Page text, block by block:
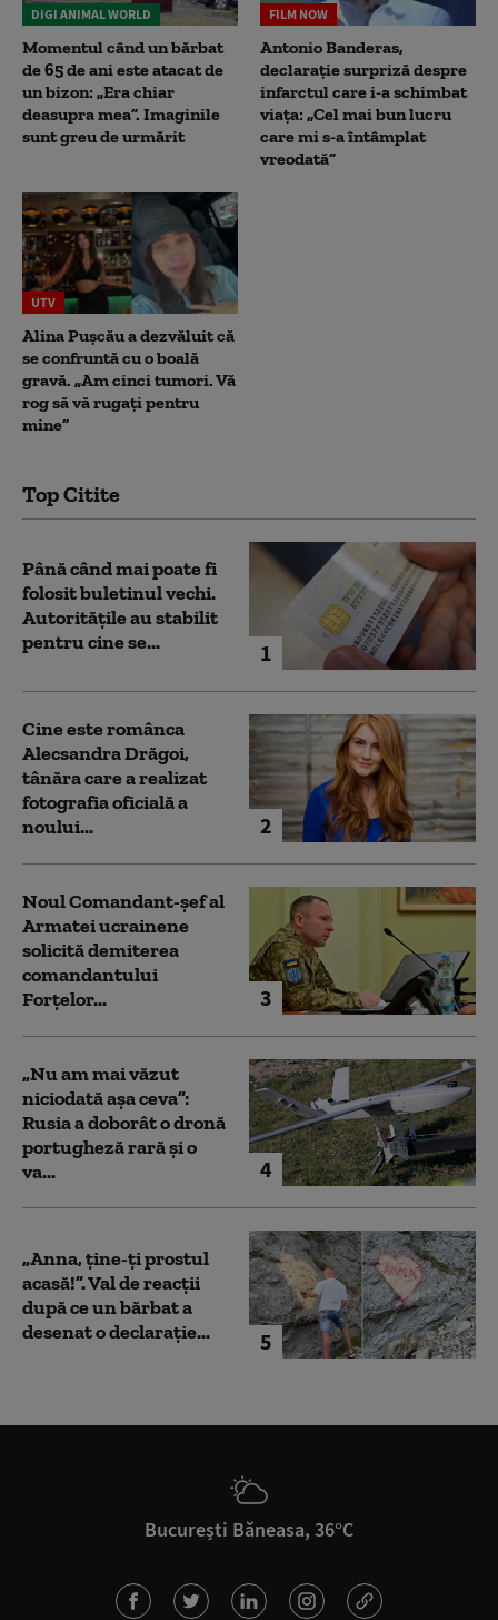
DIGI ANIMAL WORLD
Momentul când un bărbat
de 65 de ani este atacat de
un bizon: „Era chiar
deasupra mea”. Imaginile
sunt greu de urmărit
FILM NOW
Antonio Banderas,
declarație surpriză despre
infarctul care i-a schimbat
viața: „Cel mai bun lucru
care mi s-a întâmplat
vreodată”
UTV
Alina Pușcău a dezvăluit că
se confruntă cu o boală
gravă. „Am cinci tumori. Vă
rog să vă rugați pentru
mine”
Top Citite
1
Până când mai poate fi
folosit buletinul vechi.
Autoritățile au stabilit
pentru cine se...
2
Cine este românca
Alecsandra Drăgoi,
tânăra care a realizat
fotografia oficială a
noului...
3
Noul Comandant-șef al
Armatei ucrainene
solicită demiterea
comandantului
Forțelor...
4
„Nu am mai văzut
niciodată așa ceva”:
Rusia a doborât o dronă
portugheză rară și o
va...
5
„Anna, ţine-ţi prostul
acasă!”. Val de reacții
după ce un bărbat a
desenat o declarație...
București Băneasa, 36°C